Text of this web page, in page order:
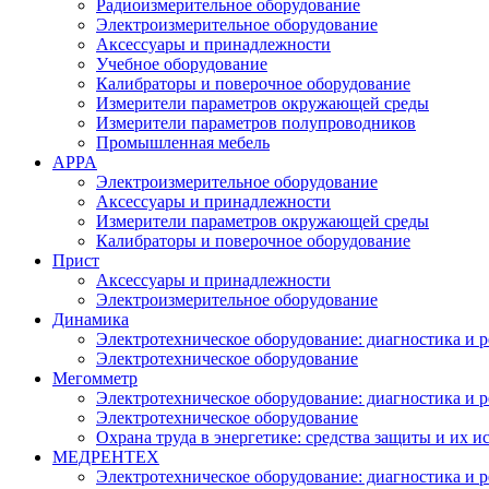
Радиоизмерительное оборудование
Электроизмерительное оборудование
Аксессуары и принадлежности
Учебное оборудование
Калибраторы и поверочное оборудование
Измерители параметров окружающей среды
Измерители параметров полупроводников
Промышленная мебель
APPA
Электроизмерительное оборудование
Аксессуары и принадлежности
Измерители параметров окружающей среды
Калибраторы и поверочное оборудование
Прист
Аксессуары и принадлежности
Электроизмерительное оборудование
Динамика
Электротехническое оборудование: диагностика и
Электротехническое оборудование
Мегомметр
Электротехническое оборудование: диагностика и
Электротехническое оборудование
Охрана труда в энергетике: средства защиты и их
МЕДРЕНТЕХ
Электротехническое оборудование: диагностика и